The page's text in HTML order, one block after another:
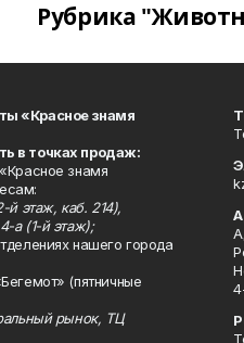
Рубрика
«Красное знамя
в точках продаж:
знамя
й этаж, каб. 214),
а (1-й этаж);
нашего города
(пятничные
рынок, ТЦ